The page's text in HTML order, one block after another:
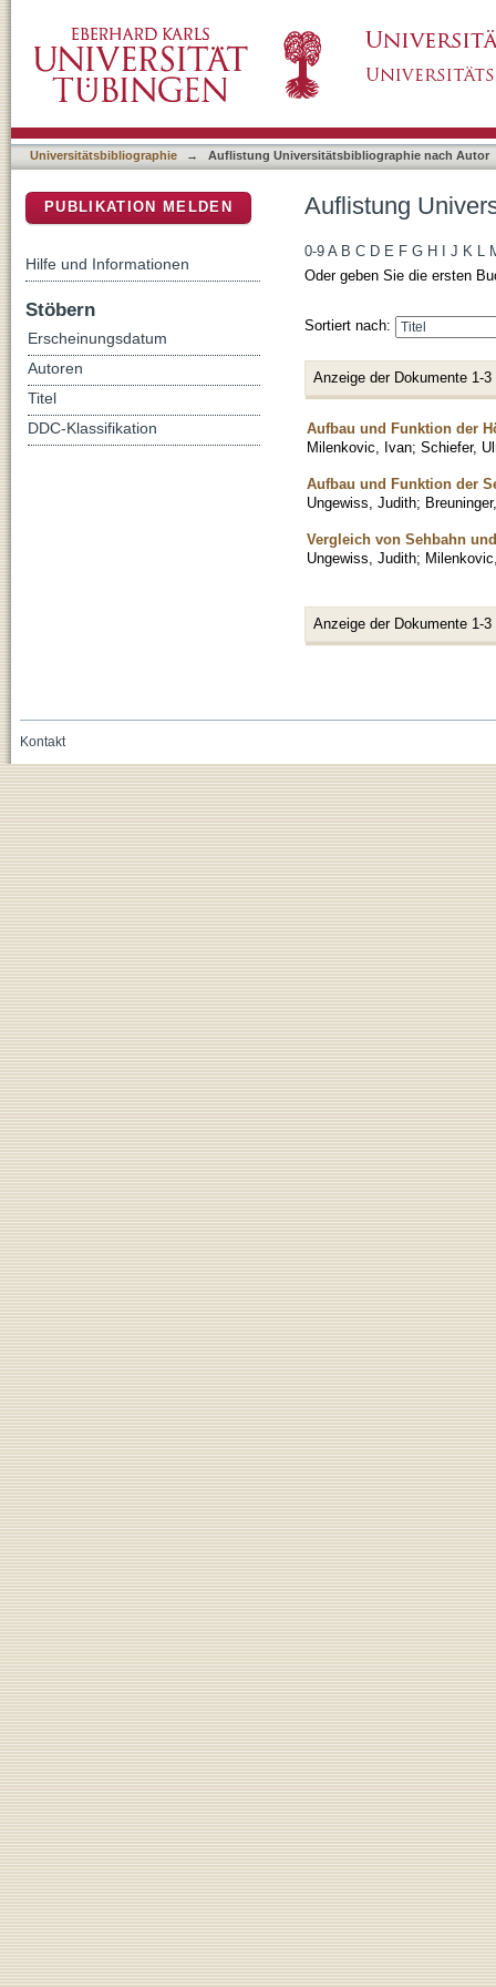
Universitätsbibliographie → Auflistung Universitätsbibliographie nach Autor
Auflistung
0-9 A B C D E F G H J K L
Oder geben Sie die ersten
Sortiert nach:
Anzeige der Dokumente 1-3
Aufbau und Funktion der
Milenkovic, Ivan; Schiefer,
Aufbau und Funktion der
Ungewiss, Judith;
Vergleich von Sehbahn
Ungewiss, Judith;
Anzeige der Dokumente 1-3
PUBLIKATION MELDEN
Hilfe und Informationen
Stöbern
Erscheinungsdatum
Autoren
Titel
DDC-Klassifikation
Kontakt